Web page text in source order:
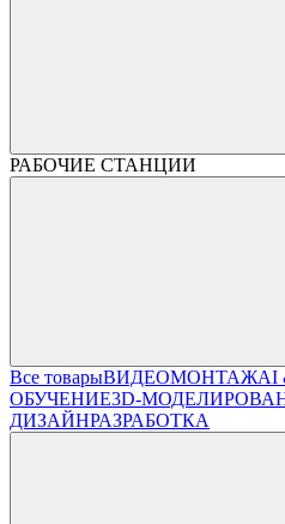
РАБОЧИЕ СТАНЦИИ
Все товарыВИДЕОМОНТАЖ
ОБУЧЕНИЕ3D-
ДИЗАЙНРАЗРАБОТКА